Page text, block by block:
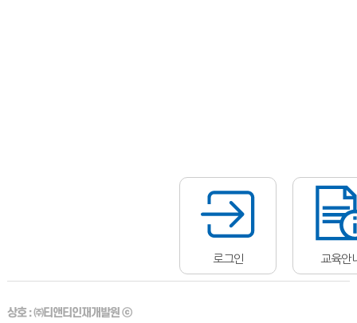
로그인 교육안
상호 :㈜티앤티인재개발원 ⓒ